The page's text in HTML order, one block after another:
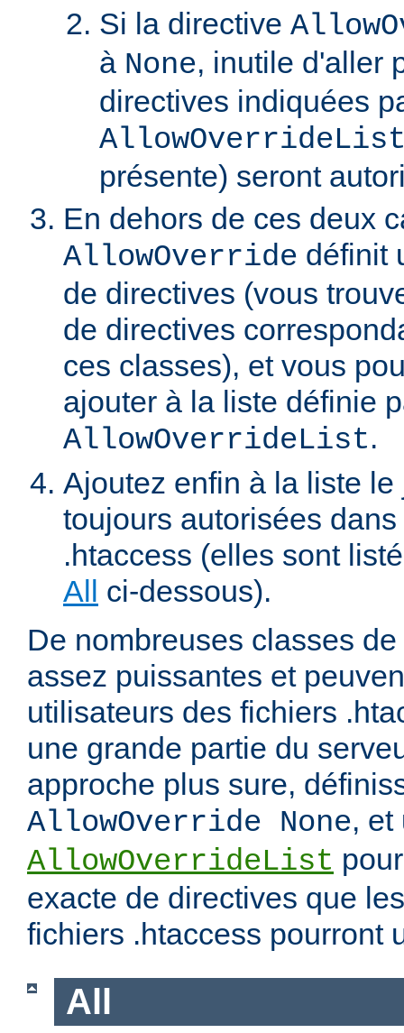
Si la directive
à None, inutile d'aller
directives indiquées
présente) seront
En dehors de ces deux
AllowOverride définit
de directives (vous
de directives
ces classes), et vous
ajouter à la liste définie
AllowOverrideList.
Ajoutez enfin à la liste
toujours autorisées
.htaccess (elles sont
All ci-dessous).
De nombreuses classes
assez puissantes et
utilisateurs des fichiers
une grande partie du
approche plus sure,
AllowOverride None, et
AllowOverrideList
exacte de directives que
fichiers .htaccess pourront
All